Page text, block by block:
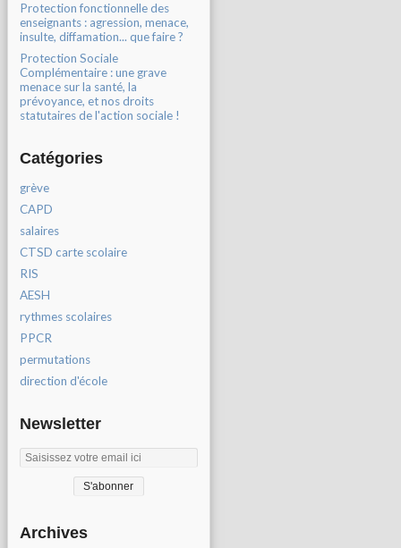
Protection fonctionnelle des
enseignants : agression, menace,
insulte, diffamation... que faire ?
Protection Sociale
Complémentaire : une grave
menace sur la santé, la
prévoyance, et nos droits
statutaires de l'action sociale !
Catégories
grève
CAPD
salaires
CTSD carte scolaire
RIS
AESH
rythmes scolaires
PPCR
permutations
direction d'école
Newsletter
Archives